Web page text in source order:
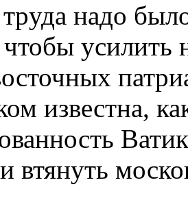
надо
усилить
известна,
втянуть